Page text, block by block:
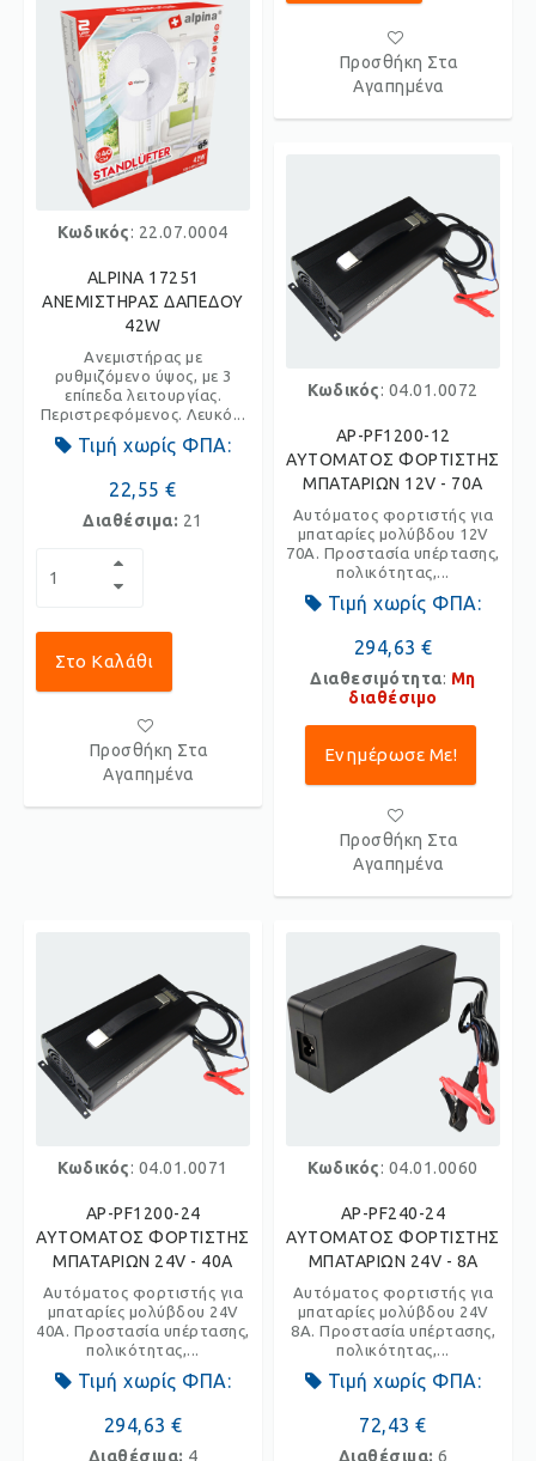
Κωδικός: 22.07.0004
ALPINA 17251
ΑΝΕΜΙΣΤΗΡΑΣ ΔΑΠΕΔΟΥ
42W
Ανεμιστήρας με
ρυθμιζόμενο ύψος, με 3
επίπεδα λειτουργίας.
Περιστρεφόμενος. Λευκό...
Τιμή χωρίς ΦΠΑ:
22,55 €
Διαθέσιμα: 21
Στο Καλάθι
Προσθήκη Στα
Αγαπημένα
Προσθήκη Στα
Αγαπημένα
Κωδικός: 04.01.0072
AP-PF1200-12
ΑΥΤΟΜΑΤΟΣ ΦΟΡΤΙΣΤΗΣ
ΜΠΑΤΑΡΙΩΝ 12V - 70Α
Αυτόματος φορτιστής για
μπαταρίες μολύβδου 12V
70Α. Προστασία υπέρτασης,
πολικότητας,...
Τιμή χωρίς ΦΠΑ:
294,63 €
Διαθεσιμότητα: Μη
διαθέσιμο
Ενημέρωσε Με!
Προσθήκη Στα
Αγαπημένα
Κωδικός: 04.01.0071
AP-PF1200-24
ΑΥΤΟΜΑΤΟΣ ΦΟΡΤΙΣΤΗΣ
ΜΠΑΤΑΡΙΩΝ 24V - 40Α
Αυτόματος φορτιστής για
μπαταρίες μολύβδου 24V
40Α. Προστασία υπέρτασης,
πολικότητας,...
Τιμή χωρίς ΦΠΑ:
294,63 €
Διαθέσιμα: 4
Κωδικός: 04.01.0060
AP-PF240-24
ΑΥΤΟΜΑΤΟΣ ΦΟΡΤΙΣΤΗΣ
ΜΠΑΤΑΡΙΩΝ 24V - 8A
Αυτόματος φορτιστής για
μπαταρίες μολύβδου 24V
8Α. Προστασία υπέρτασης,
πολικότητας,...
Τιμή χωρίς ΦΠΑ:
72,43 €
Διαθέσιμα: 6